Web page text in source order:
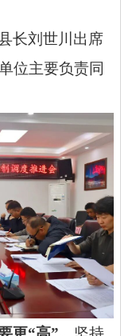
长刘世川出席
位主要负责同